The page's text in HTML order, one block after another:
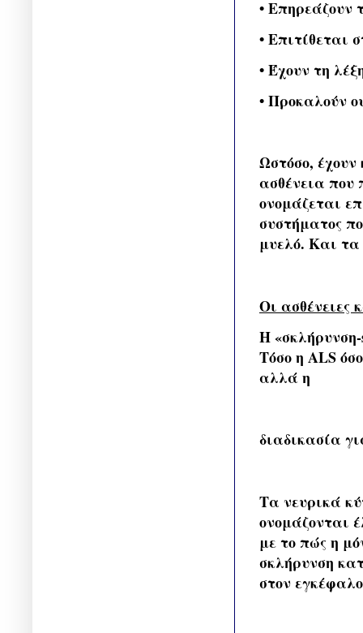
• Επηρεάζουν
• Επιτίθεται
• Έχουν τη
• Προκαλούν
Ωστόσο,
ασθένεια που
ονομάζεται
συστήματος
μυελό. Και τα
Οι ασθένειες
Η
Τόσο η ALS
αλλά η
διαδικασία
Τα νευρικά
ονομάζονται
με το πώς η
σκλήρυνση
στον